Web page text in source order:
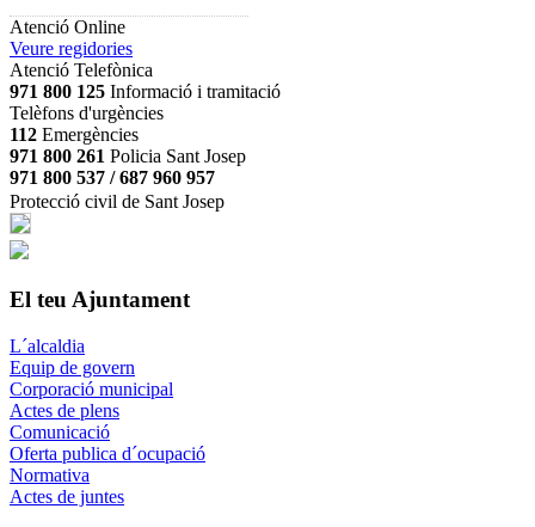
Atenció Online
Veure regidories
Atenció Telefònica
971 800 125 Informació i tramitació
Telèfons d'urgències
112 Emergències
971 800 261 Policia Sant Josep
971 800 537 / 687 960 957
Protecció civil de Sant Josep
El teu Ajuntament
L´alcaldia
Equip de govern
Corporació municipal
Actes de plens
Comunicació
Oferta publica d´ocupació
Normativa
Actes de juntes